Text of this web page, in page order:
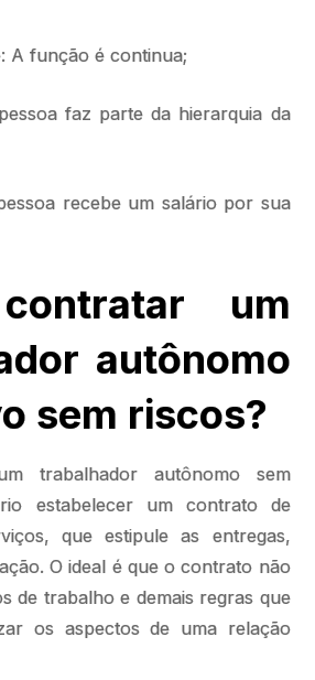
A função é continua;
faz parte da hierarquia da
recebe um salário por sua
um
autônomo
sem riscos?
trabalhador autônomo sem
estabelecer um contrato de
que estipule as entregas,
O ideal é que o contrato não
de trabalho e demais regras que
os aspectos de uma relação